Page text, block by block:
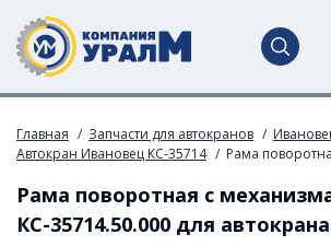
Главная Запчасти для автокранов
Автокран Ивановец КС-35714
Рама
Рама поворотная с
КС-35714.50.000 для